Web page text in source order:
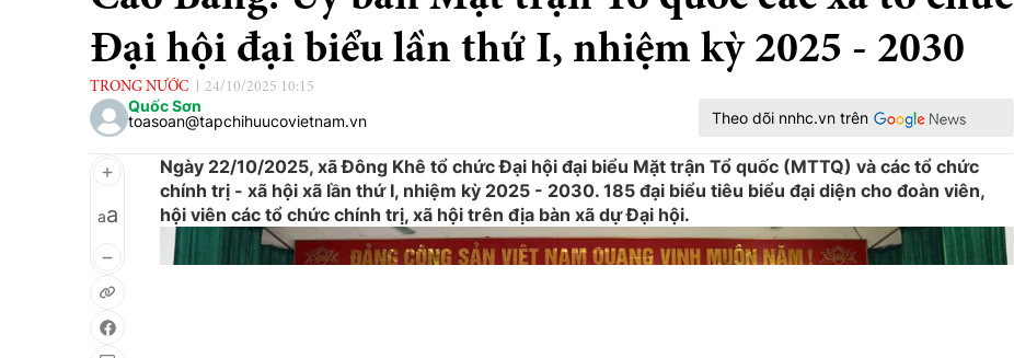
Đại hội đại biểu lần thứ I, nhiệm kỳ 2025 - 2030
TRONG NƯỚC 24/10/2025 10:15
Quốc Sơn
toasoan@tapchihuucovietnam.vn
Theo dõi nnhc.vn trên
aa
Ngày 22/10/2025, xã Đông Khê tổ chức Đại hội đại biểu Mặt trận Tổ quốc (MTTQ) và các tổ chức
chính trị - xã hội xã lần thứ I, nhiệm kỳ 2025 - 2030. 185 đại biểu tiêu biểu đại diện cho đoàn viên,
hội viên các tổ chức chính trị, xã hội trên địa bàn xã dự Đại hội.